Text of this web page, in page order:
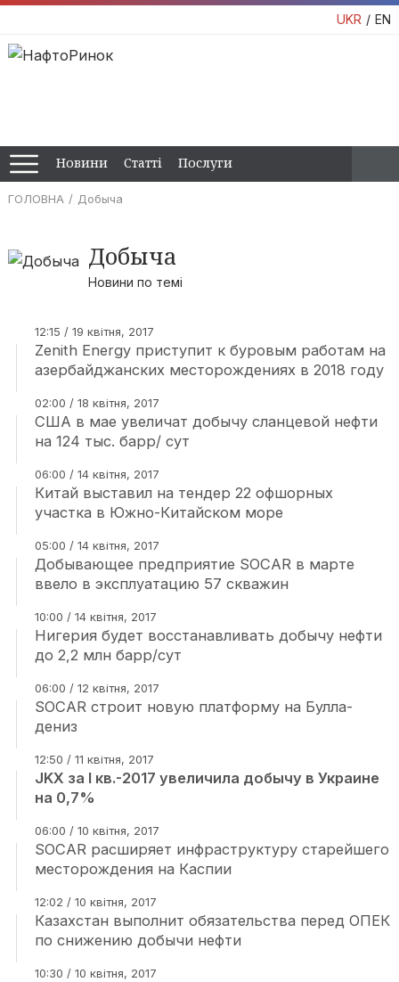
UKR EN
Новини Статті Послуги
ГОЛОВНА Добыча
Добыча
Новини по темі
12:15 / 19 квітня, 2017
Zenith Energy приступит к буровым работам на
азербайджанских месторождениях в 2018 году
02:00 / 18 квітня, 2017
США в мае увеличат добычу сланцевой нефти
на 124 тыс. барр/ сут
06:00 / 14 квітня, 2017
Китай выставил на тендер 22 офшорных
участка в Южно-Китайском море
05:00 / 14 квітня, 2017
Добывающее предприятие SOCAR в марте
ввело в эксплуатацию 57 скважин
10:00 / 14 квітня, 2017
Нигерия будет восстанавливать добычу нефти
до 2,2 млн барр/сут
06:00 / 12 квітня, 2017
SOCAR строит новую платформу на Булла-
дениз
12:50 / 11 квітня, 2017
JKX за I кв.-2017 увеличила добычу в Украине
на 0,7%
06:00 / 10 квітня, 2017
SOCAR расширяет инфраструктуру старейшего
месторождения на Каспии
12:02 / 10 квітня, 2017
Казахстан выполнит обязательства перед ОПЕК
по снижению добычи нефти
10:30 / 10 квітня, 2017